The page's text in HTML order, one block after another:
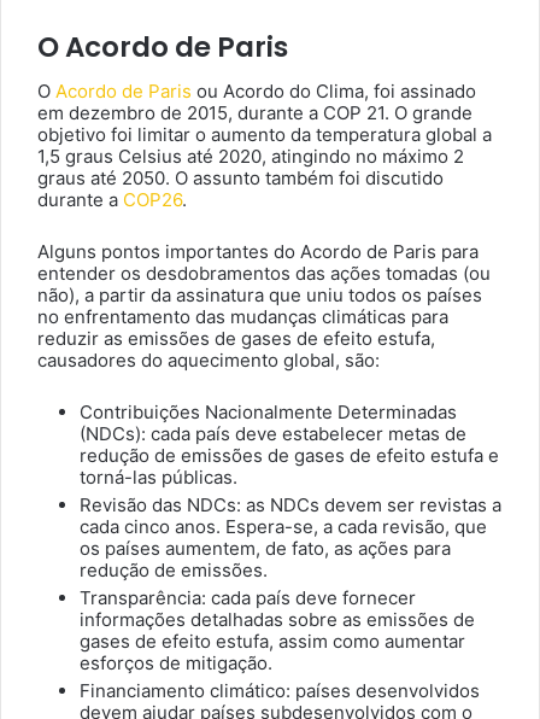
O Acordo de Paris
O Acordo de Paris ou Acordo do Clima, foi assinado
em dezembro de 2015, durante a COP 21. O grande
objetivo foi limitar o aumento da temperatura global a
1,5 graus Celsius até 2020, atingindo no máximo 2
graus até 2050. O assunto também foi discutido
durante a COP26.
Alguns pontos importantes do Acordo de Paris para
entender os desdobramentos das ações tomadas (ou
não), a partir da assinatura que uniu todos os países
no enfrentamento das mudanças climáticas para
reduzir as emissões de gases de efeito estufa,
causadores do aquecimento global, são:
Contribuições Nacionalmente Determinadas
(NDCs): cada país deve estabelecer metas de
redução de emissões de gases de efeito estufa e
torná-las públicas.
Revisão das NDCs: as NDCs devem ser revistas a
cada cinco anos. Espera-se, a cada revisão, que
os países aumentem, de fato, as ações para
redução de emissões.
Transparência: cada país deve fornecer
informações detalhadas sobre as emissões de
gases de efeito estufa, assim como aumentar
esforços de mitigação.
Financiamento climático: países desenvolvidos
devem ajudar países subdesenvolvidos com o